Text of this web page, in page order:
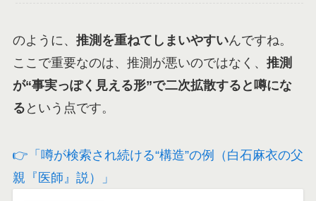
のように、 推測を重ねてしまいやすいんですね。
ここで重要なのは、推測が悪いのではなく、 推測
が“事実っぽく見える形”で二次拡散すると噂にな
る という点です。
👉「噂が検索され続ける“構造”の例（白石麻衣の父
親『医師』説）」